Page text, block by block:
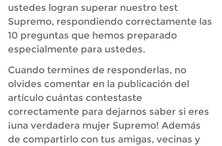
ustedes logran superar nuestro test
Supremo, respondiendo correctamente las
10 preguntas que hemos preparado
especialmente para ustedes.
Cuando termines de responderlas, no
olvides comentar en la publicación del
artículo cuántas contestaste
correctamente para dejarnos saber si eres
¡una verdadera mujer Supremo! Además
de compartirlo con tus amigas, vecinas y